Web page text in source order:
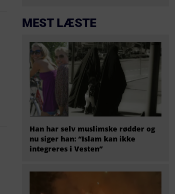
MEST LÆSTE
Han har selv muslimske rødder og
nu siger han: “Islam kan ikke
integreres i Vesten”